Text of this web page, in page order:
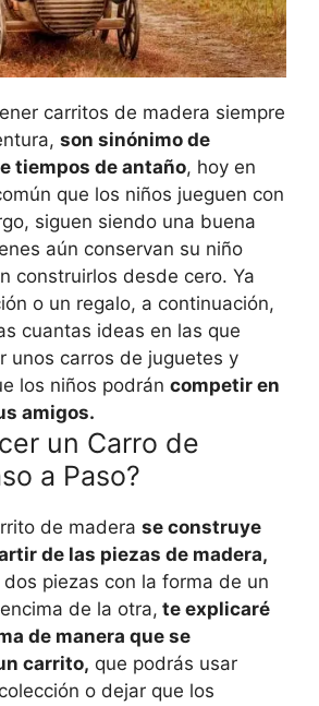
carritos de madera siempre
son sinónimo de
tiempos de antaño, hoy en
que los niños jueguen con
siguen siendo una buena
aún conservan su niño
construirlos desde cero. Ya
o un regalo, a continuación,
cuantas ideas en las que
unos carros de juguetes y
los niños podrán competir en
amigos.
un Carro de
a Paso?
de madera se construye
de las piezas de madera,
piezas con la forma de un
de la otra, te explicaré
de manera que se
carrito, que podrás usar
o dejar que los